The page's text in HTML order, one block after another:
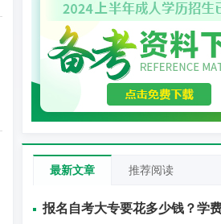
最新文章 推荐阅读
报名自考大专要花多少钱？学